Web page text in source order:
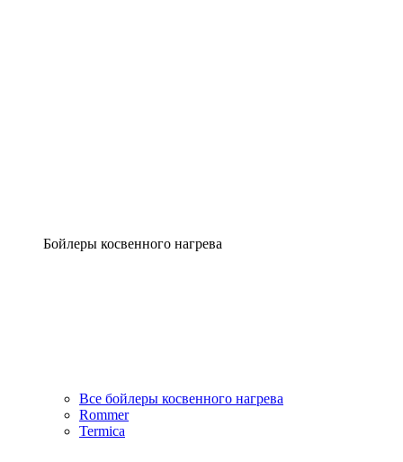
Бойлеры косвенного нагрева
Все бойлеры косвенного нагрева
Rommer
Termica